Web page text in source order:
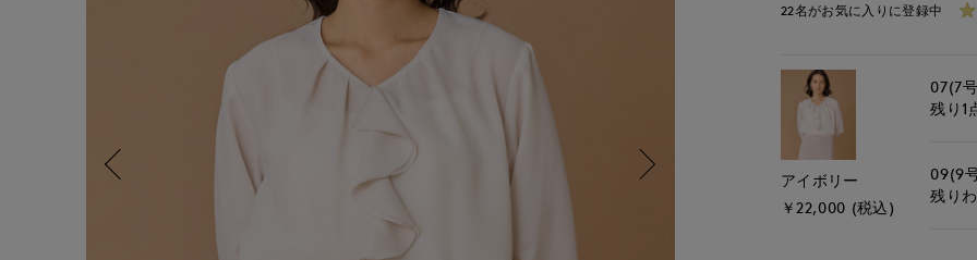
22名がお気に入りに登録中
アイボリー
￥22,000 (税込)
07(7
残り1
09(9
残り